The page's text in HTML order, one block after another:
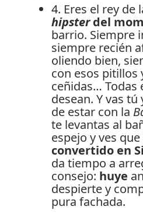
4. Eres el rey de
hipsterdel
barrio. Siempre
siempre recién
oliendo bien,
con esos pitillos
ceñidas… Todas
desean. Y vas
de estar con la
te levantas al
espejo y ves que
convertido en
da tiempo a
consejo: huye
despierte y
pura fachada.